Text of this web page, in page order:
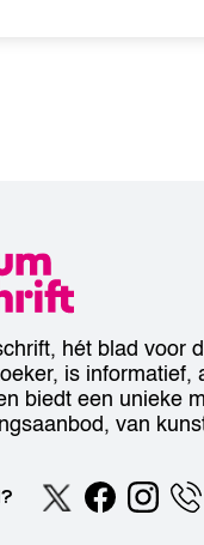
hét blad voor
is informatief,
biedt een unieke
van